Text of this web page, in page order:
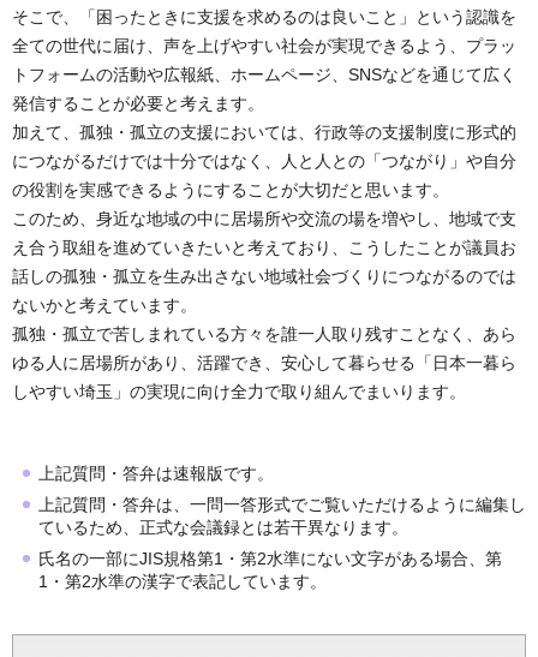
そこで、「困ったときに支援を求めるのは良いこと」という認識を
全ての世代に届け、声を上げやすい社会が実現できるよう、プラッ
トフォームの活動や広報紙、ホームページ、SNSなどを通じて広く
発信することが必要と考えます。
加えて、孤独・孤立の支援においては、行政等の支援制度に形式的
につながるだけでは十分ではなく、人と人との「つながり」や自分
の役割を実感できるようにすることが大切だと思います。
このため、身近な地域の中に居場所や交流の場を増やし、地域で支
え合う取組を進めていきたいと考えており、こうしたことが議員お
話しの孤独・孤立を生み出さない地域社会づくりにつながるのでは
ないかと考えています。
孤独・孤立で苦しまれている方々を誰一人取り残すことなく、あら
ゆる人に居場所があり、活躍でき、安心して暮らせる「日本一暮ら
しやすい埼玉」の実現に向け全力で取り組んでまいります。
上記質問・答弁は速報版です。
上記質問・答弁は、一問一答形式でご覧いただけるように編集し
ているため、正式な会議録とは若干異なります。
氏名の一部にJIS規格第1・第2水準にない文字がある場合、第
1・第2水準の漢字で表記しています。